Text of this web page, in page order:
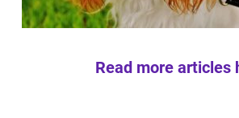
Read more articles